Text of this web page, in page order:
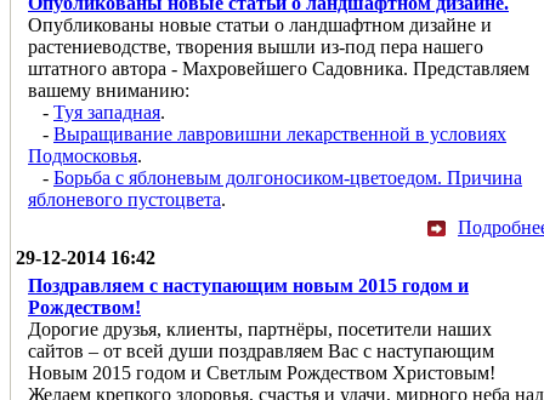
Опубликованы новые статьи о ландшафтном дизайне и
растениеводстве, творения вышли из-под пера нашего
штатного автора - Махровейшего Садовника. Представляем
вашему вниманию:
- Туя западная.
- Выращивание лавровишни лекарственной в условиях
Подмосковья.
- Борьба с яблоневым долгоносиком-цветоедом. Причина
яблоневого пустоцвета.
29-12-2014 16:42
Поздравляем с наступающим новым 2015 годом и
Рождеством!
Дорогие друзья, клиенты, партнёры, посетители наших
сайтов – от всей души поздравляем Вас с наступающим
Новым 2015 годом и Светлым Рождеством Христовым!
Желаем крепкого здоровья, счастья и удачи, мирного неба над